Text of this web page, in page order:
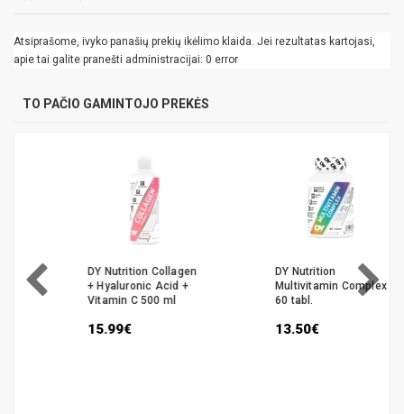
Atsiprašome, ivyko panašių prekių ikėlimo klaida. Jei rezultatas kartojasi,
apie tai galite pranešti administracijai: 0 error
TO PAČIO GAMINTOJO PREKĖS
DY Nutrition Collagen
+ Hyaluronic Acid +
Vitamin C 500 ml
15.99€
DY Nutrition
Multivitamin Complex
60 tabl.
13.50€